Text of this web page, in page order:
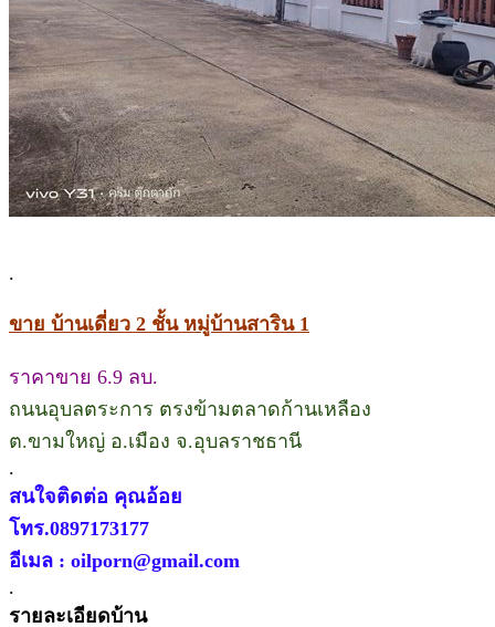
.
ขาย บ้านเดี่ยว 2 ชั้น หมู่บ้านสาริน 1
ราคาขาย 6.9 ลบ.
ถนนอุบลตระการ ตรงข้ามตลาดก้านเหลือง
ต.ขามใหญ่ อ.เมือง จ.อุบลราชธานี
.
สนใจติดต่อ คุณอ้อย
โทร.0897173177
อีเมล : oilporn@gmail.com
.
รายละเอียดบ้าน